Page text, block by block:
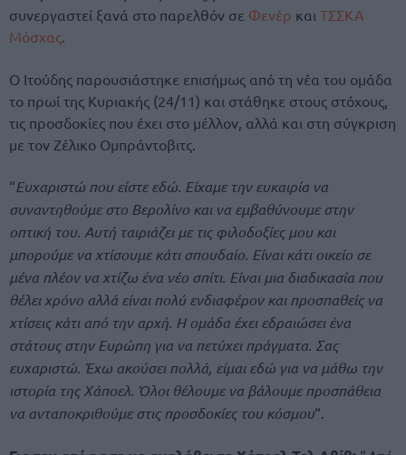
συνεργαστεί ξανά στο παρελθόν σε Φενέρ και ΤΣΣΚΑ
Μόσχας.
Ο Ιτούδης παρουσιάστηκε επισήμως από τη νέα του ομάδα
το πρωί της Κυριακής (24/11) και στάθηκε στους στόχους,
τις προσδοκίες που έχει στο μέλλον, αλλά και στη σύγκριση
με τον Ζέλικο Ομπράντοβιτς.
“Ευχαριστώ που είστε εδώ. Είχαμε την ευκαιρία να
συναντηθούμε στο Βερολίνο και να εμβαθύνουμε στην
οπτική του. Αυτή ταιριάζει με τις φιλοδοξίες μου και
μπορούμε να χτίσουμε κάτι σπουδαίο. Είναι κάτι οικείο σε
μένα πλέον να χτίζω ένα νέο σπίτι. Είναι μια διαδικασία που
θέλει χρόνο αλλά είναι πολύ ενδιαφέρον και προσπαθείς να
χτίσεις κάτι από την αρχή. Η ομάδα έχει εδραιώσει ένα
στάτους στην Ευρώπη για να πετύχει πράγματα. Σας
ευχαριστώ. Έχω ακούσει πολλά, είμαι εδώ για να μάθω την
ιστορία της Χάποελ. Όλοι θέλουμε να βάλουμε προσπάθεια
να ανταποκριθούμε στις προσδοκίες του κόσμου“.